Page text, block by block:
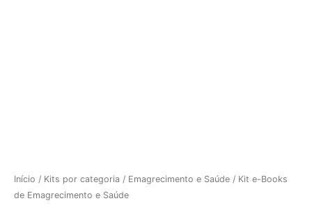
Início / Kits por categoria / Emagrecimento e Saúde / Kit e-Books
de Emagrecimento e Saúde